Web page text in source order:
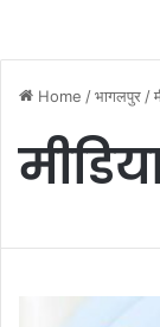
Home /भागलपुर /